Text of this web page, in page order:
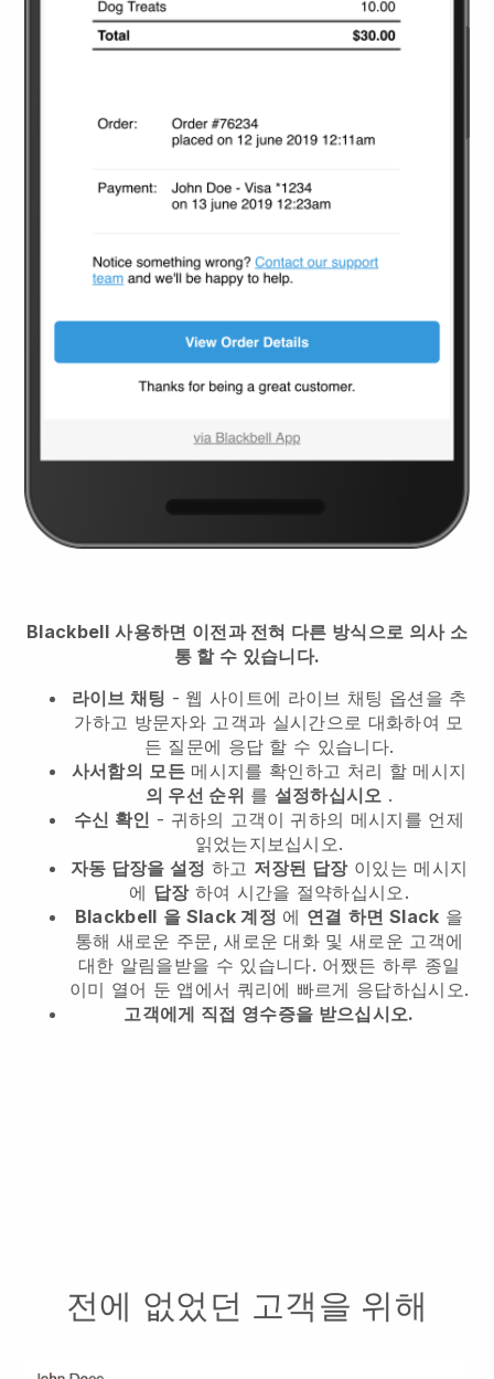
Blackbell 사용하면 이전과 전혀 다른 방식으로 의사 소
통 할 수 있습니다.
라이브 채팅 - 웹 사이트에 라이브 채팅 옵션을 추
가하고 방문자와 고객과 실시간으로 대화하여 모
든 질문에 응답 할 수 있습니다.
사서함의 모든 메시지를 확인하고 처리 할 메시지
의 우선 순위 를 설정하십시오 .
수신 확인 - 귀하의 고객이 귀하의 메시지를 언제
읽었는지보십시오.
자동 답장을 설정 하고 저장된 답장이있는 메시지
에 답장하여 시간을 절약하십시오.
Blackbell 을 Slack 계정 에 연결 하면 Slack 을
통해 새로운 주문, 새로운 대화 및 새로운 고객에
대한 알림을받을 수 있습니다. 어쨌든 하루 종일
이미 열어 둔 앱에서 쿼리에 빠르게 응답하십시오.
고객에게 직접 영수증을 받으십시오.
전에 없었던 고객을 위해